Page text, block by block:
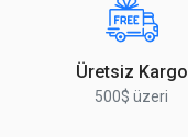
Üretsiz Kargo
500$ üzeri